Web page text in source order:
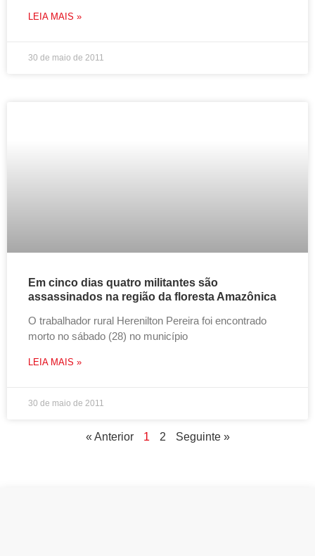
LEIA MAIS »
30 de maio de 2011
Em cinco dias quatro militantes são
assassinados na região da floresta Amazônica
O trabalhador rural Herenilton Pereira foi encontrado
morto no sábado (28) no município
LEIA MAIS »
30 de maio de 2011
« Anterior 1 2 Seguinte »